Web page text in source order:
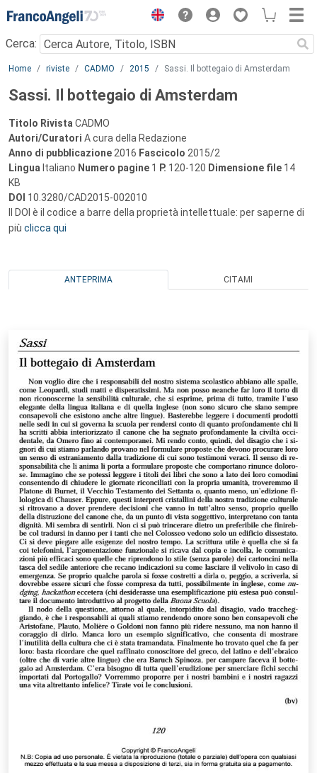
Menu
Cerca:
Main content
Home riviste CADMO 2015 Sassi. Il bottegaio di Amsterdam
Sassi. Il bottegaio di Amsterdam
Titolo Rivista CADMO
Autori/Curatori A cura della Redazione
Anno di pubblicazione 2016 Fascicolo 2015/2
Lingua Italiano Numero pagine 1 P. 120-120 Dimensione file 14
KB
DOI 10.3280/CAD2015-002010
Il DOI è il codice a barre della proprietà intellettuale: per saperne di
più clicca qui
ANTEPRIMA CITAMI